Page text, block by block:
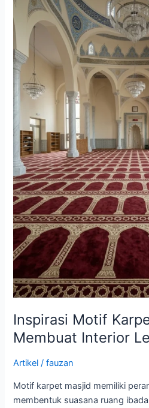
Inspirasi Motif
Membuat Interior
Artikel /fauzan
Motif karpet masjid memiliki
membentuk suasana ruang
Karpet
Masjid
yang
Membuat
Interior
Lebih
Berkelas